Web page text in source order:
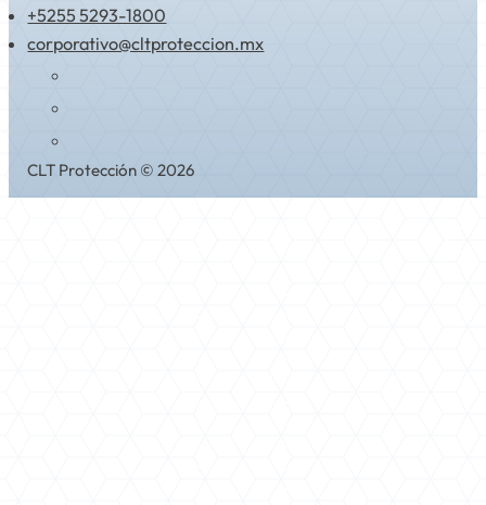
+5255 5293-1800
corporativo@cltproteccion.mx
CLT Protección © 2026